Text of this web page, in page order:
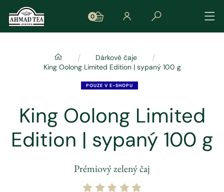
0
/ Dárkové čaje /
King Oolong Limited Edition | sypaný 100 g
POUZE V E-SHOPU
King Oolong Limited
Edition | sypaný 100 g
Prémiový zelený čaj